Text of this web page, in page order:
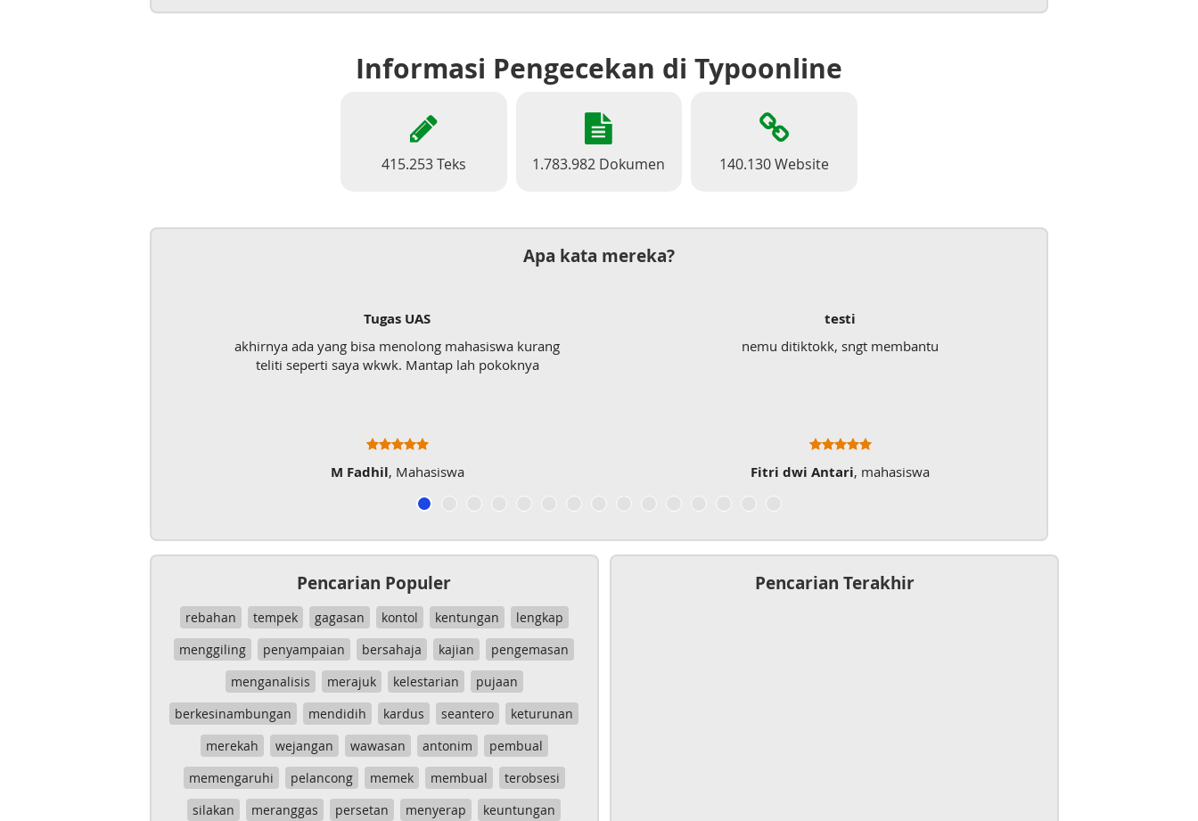
Informasi Pengecekan di Typoonline
415.253 Teks 1.783.982 Dokumen 140.130 Website
Apa kata mereka?
Tugas UAS
akhirnya ada yang bisa menolong mahasiswa kurang
teliti seperti saya wkwk. Mantap lah pokoknya
M Fadhil, Mahasiswa
testi
nemu ditiktokk, sngt membantu
Fitri dwi Antari, mahasiswa
Pencarian Populer
rebahan tempek gagasan kontol kentungan
lengkap
menggiling
penyampaian bersahaja kajian
pengemasan
menganalisis
merajuk kelestarian
pujaan
berkesinambungan
mendidih kardus seantero
keturunan
merekah
wejangan wawasan antonim
pembual
memengaruhi
pelancong memek membual
terobsesi
silakan
meranggas persetan menyerap
keuntungan
Pencarian Terakhir